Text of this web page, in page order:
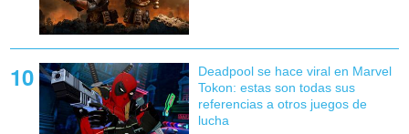
Deadpool se hace viral en Marvel
Tokon: estas son todas sus
referencias a otros juegos de
lucha